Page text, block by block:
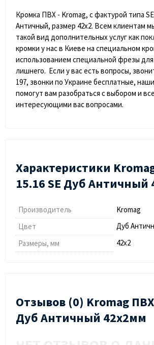
Кромка ПВХ - Kromag, с фактурой типа
Античный, размер 42х2. Всем клиентам
такой вид дополнительных услуг как
кромки у нас в Киеве на специальном
использованием специальной фрезы
лишнего. Если у вас есть вопросы,
197, звонки по Украине бесплатные,
помогут вам разобраться с выбором и
интересующими вас вопросами.
Характеристики
15.16 SЕ Дуб Античный
Производитель
Kromag
Цвет
Дуб
Размеры, мм
42х2
Отзывов (0) Kromag
Дуб Античный 42х2мм